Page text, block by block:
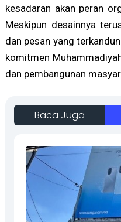
kesadaran akan peran
Meskipun desainnya
dan pesan yang
komitmen
dan pembangunan
Baca Juga